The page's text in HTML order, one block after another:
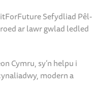
â safonau technegol 3G